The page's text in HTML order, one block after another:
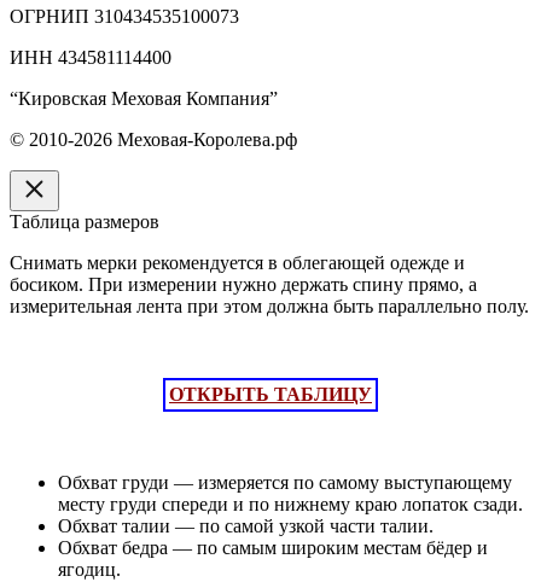
ОГРНИП 310434535100073
ИНН 434581114400
“Кировская Меховая Компания”
© 2010-2026 Меховая-Королева.рф
Таблица размеров
Снимать мерки рекомендуется в облегающей одежде и
босиком. При измерении нужно держать спину прямо, а
измерительная лента при этом должна быть параллельно полу.
ОТКРЫТЬ ТАБЛИЦУ
Обхват груди — измеряется по самому выступающему
месту груди спереди и по нижнему краю лопаток сзади.
Обхват талии — по самой узкой части талии.
Обхват бедра — по самым широким местам бёдер и
ягодиц.